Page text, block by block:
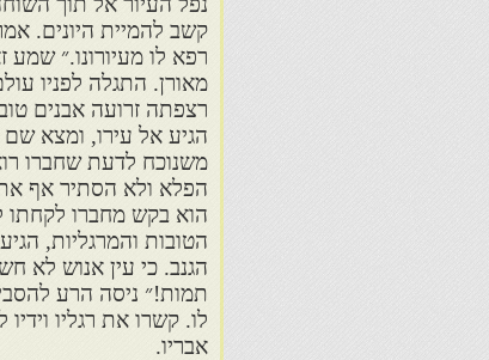
קשב להמיית היונים.
רפא לו מעיורונו.״
מאורן. התגלה לפניו
רצפתה זרועה אבנים
הגיע אל עירו, ומצא
משנוכח לדעת שחברו
הפלא ולא הסתיר אף
הוא בקש מחברו לקחתו
הטובות והמרגליות,
הגנב. כי עין אנוש לא
תמות!״ ניסה הרע
לו. קשרו את רגליו
אבריו.